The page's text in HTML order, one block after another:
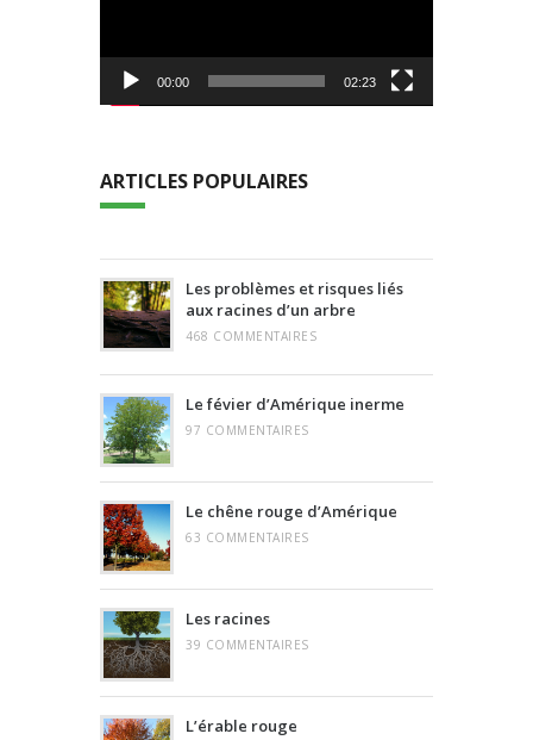
00:00 02:23
ARTICLES POPULAIRES
Les problèmes et risques liés
aux racines d’un arbre
468 COMMENTAIRES
Le févier d’Amérique inerme
97 COMMENTAIRES
Le chêne rouge d’Amérique
63 COMMENTAIRES
Les racines
39 COMMENTAIRES
L’érable rouge